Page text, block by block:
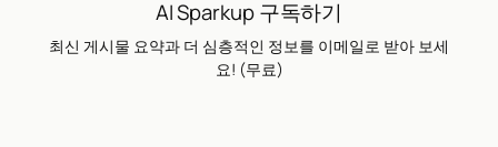
AI Sparkup 구독하기
최신 게시물 요약과 더 심층적인 정보를 이메일로 받아 보세
요! (무료)